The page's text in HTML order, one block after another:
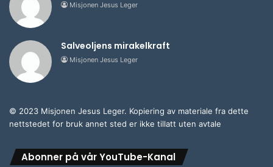
Misjonen Jesus Leger
Salveoljens mirakelkraft
Misjonen Jesus Leger
© 2023 Misjonen Jesus Leger. Kopiering av materiale fra dette
nettstedet for bruk annet sted er ikke tillatt uten avtale
Abonner på vår YouTube-Kanal